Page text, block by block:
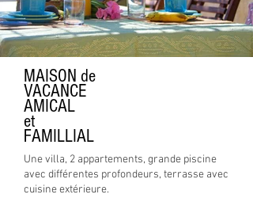
Ontbijt op het terras boven
MAISON de
VACANCE
AMICAL
et
FAMILLIAL
Une villa, 2 appartements, grande piscine
avec différentes profondeurs, terrasse avec
cuisine extérieure.